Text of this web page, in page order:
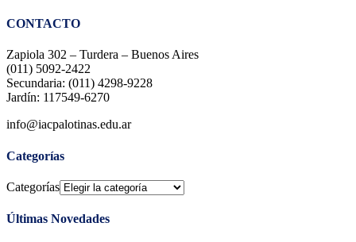
CONTACTO
Zapiola 302 – Turdera – Buenos Aires
(011) 5092-2422
Secundaria: (011) 4298-9228
Jardín: 117549-6270
info@iacpalotinas.edu.ar
Categorías
Categorías
Últimas Novedades